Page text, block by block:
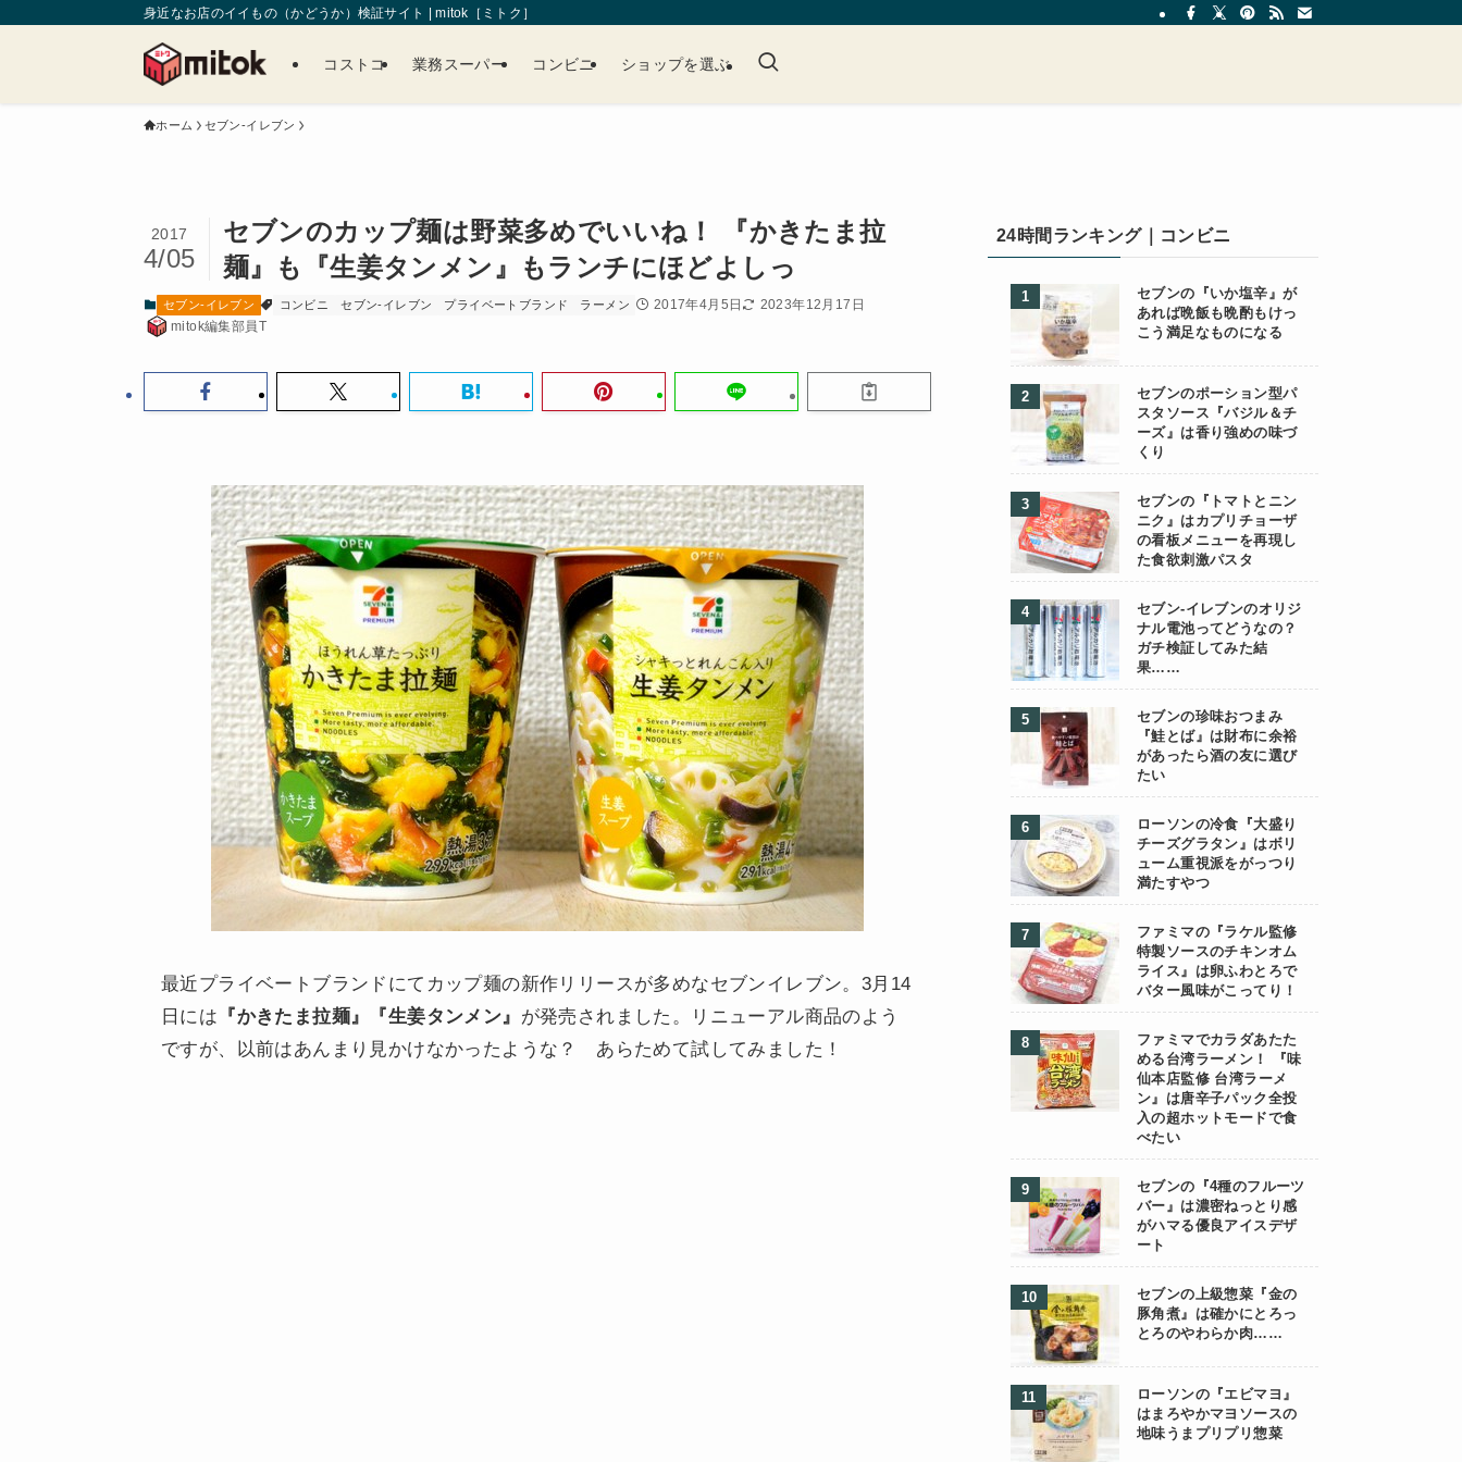
身近なお店のイイもの（かどうか）検証サイト | mitok［ミトク］
コストコ 業務スーパー コンビニ ショップを選ぶ
ホーム セブン-イレブン
セブンのカップ麺は野菜多めでいいね！ 『かきたま拉
麺』も『生姜タンメン』もランチにほどよしっ
2017
4/05
セブン-イレブン コンビニ セブン-イレブン プライベートブランド ラーメン 2017年4月5日
2023年12月17日
mitok編集部員T
最近プライベートブランドにてカップ麺の新作リリースが多めなセブンイレブン。3月14
日には 『かきたま拉麺』『生姜タンメン』 が発売されました。リニューアル商品のよう
ですが、以前はあんまり見かけなかったような？ あらためて試してみました！
24時間ランキング｜コンビニ
セブンの『いか塩辛』が
あれば晩飯も晩酌もけっ
こう満足なものになる
セブンのポーション型パ
スタソース『バジル＆チ
ーズ』は香り強めの味づ
くり
セブンの『トマトとニン
ニク』はカプリチョーザ
の看板メニューを再現し
た食欲刺激パスタ
セブン-イレブンのオリジ
ナル電池ってどうなの？
ガチ検証してみた結
果……
セブンの珍味おつまみ
『鮭とば』は財布に余裕
があったら酒の友に選び
たい
ローソンの冷食『大盛り
チーズグラタン』はボリ
ューム重視派をがっつり
満たすやつ
ファミマの『ラケル監修
特製ソースのチキンオム
ライス』は卵ふわとろで
バター風味がこってり！
ファミマでカラダあたた
める台湾ラーメン！ 『味
仙本店監修 台湾ラーメ
ン』は唐辛子パック全投
入の超ホットモードで食
べたい
セブンの『4種のフルーツ
バー』は濃密ねっとり感
がハマる優良アイスデザ
ート
セブンの上級惣菜『金の
豚角煮』は確かにとろっ
とろのやわらか肉……
ローソンの『エビマヨ』
はまろやかマヨソースの
地味うまプリプリ惣菜